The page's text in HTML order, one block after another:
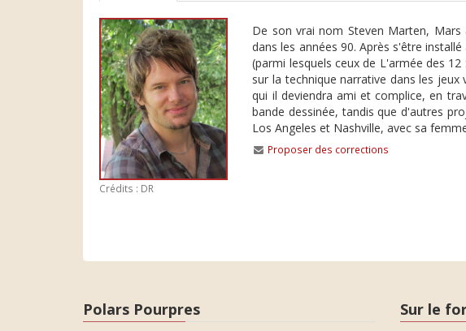
Crédits : DR
De son vrai nom Steven Marten, Mars
dans les années 90. Après s'être
(parmi lesquels ceux de L'armée des
sur la technique narrative dans les
qui il deviendra ami et complice, en
bande dessinée, tandis que d'autres
Los Angeles et Nashville, avec sa
Proposer des corrections
Polars Pourpres Sur le